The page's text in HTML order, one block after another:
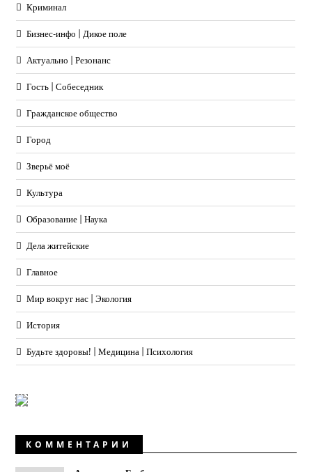
Криминал
Бизнес-инфо | Дикое поле
Актуально | Резонанс
Гость | Собеседник
Гражданское общество
Город
Зверьё моё
Культура
Образование | Наука
Дела житейские
Главное
Мир вокруг нас | Экология
История
Будьте здоровы! | Медицина | Психология
КОММЕНТАРИИ